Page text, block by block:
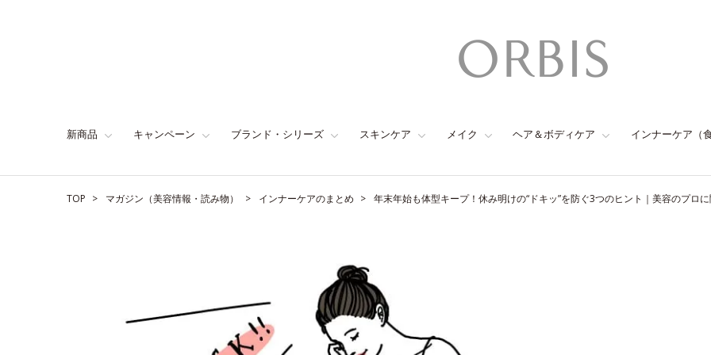
新商品 キャンペーン ブランド・シリーズ スキンケア メイク ヘア＆ボディケア インナーケア（
TOP マガジン（美容情報・読み物） インナーケアのまとめ 年末年始も体型キープ！休み明けの“ドキッ”を防ぐ3つのヒント｜美容のプロ